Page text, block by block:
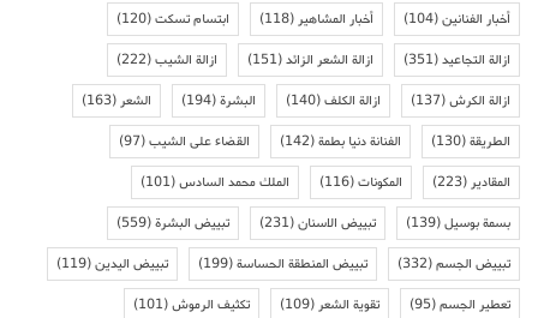
أخبار الفنانين(104) أخبار المشاهير(118) ابتسام تسكت(120)
ازالة التجاعيد(351) ازالة الشعر الزائد(151) ازالة الشيب(222)
ازالة الكرش(137) ازالة الكلف(140) البشرة(194) الشعر(163)
الطريقة(130) الفنانة دنيا بطمة(142) القضاء على الشيب(97)
المقادير(223) المكونات(116) الملك محمد السادس(101)
بسمة بوسيل(139) تبييض الاسنان(231) تبييض البشرة(559)
تبييض الجسم(332) تبييض المنطقة الحساسة(199) تبييض اليدين(119)
تعطير الجسم(95) تقوية الشعر(109) تكثيف الرموش(101)